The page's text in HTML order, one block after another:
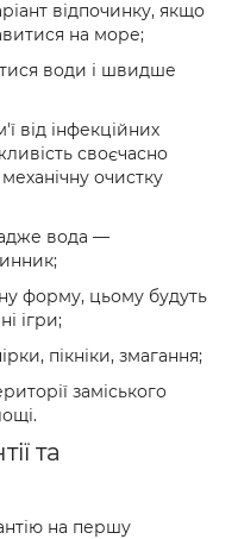
відпочинку, якщо
на море;
води і швидше
від інфекційних
своєчасно
очистку
адже вода —
форму, цьому будуть
ігри;
пікніки, змагання;
заміського
та
на першу